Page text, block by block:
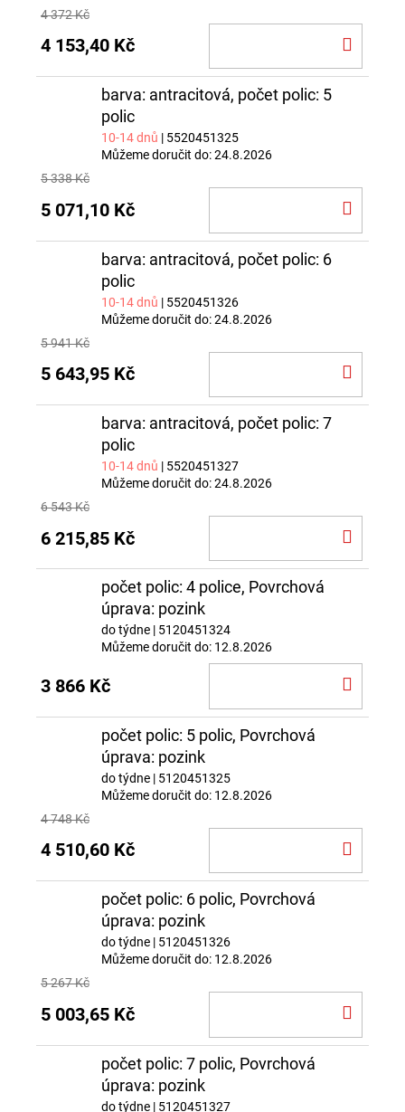
4 372 Kč
4 153,40 Kč
barva: antracitová, počet polic: 5
polic
10-14 dnů | 5520451325
Můžeme doručit do:24.8.2026
5 338 Kč
5 071,10 Kč
barva: antracitová, počet polic: 6
polic
10-14 dnů | 5520451326
Můžeme doručit do:24.8.2026
5 941 Kč
5 643,95 Kč
barva: antracitová, počet polic: 7
polic
10-14 dnů | 5520451327
Můžeme doručit do:24.8.2026
6 543 Kč
6 215,85 Kč
počet polic: 4 police, Povrchová
úprava: pozink
do týdne | 5120451324
Můžeme doručit do: 12.8.2026
3 866 Kč
počet polic: 5 polic, Povrchová
úprava: pozink
do týdne | 5120451325
Můžeme doručit do: 12.8.2026
4 748 Kč
4 510,60 Kč
počet polic: 6 polic, Povrchová
úprava: pozink
do týdne | 5120451326
Můžeme doručit do: 12.8.2026
5 267 Kč
5 003,65 Kč
počet polic: 7 polic, Povrchová
úprava: pozink
do týdne | 5120451327